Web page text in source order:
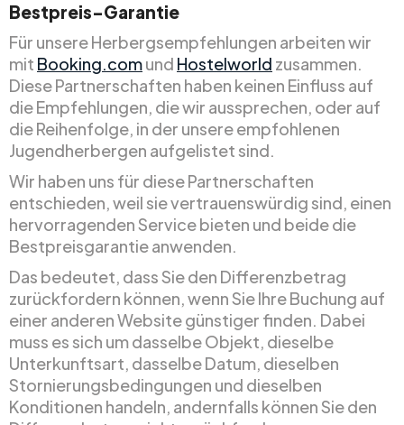
Bestpreis-Garantie
Für unsere Herbergsempfehlungen arbeiten wir
mit Booking.comund Hostelworld zusammen.
Diese Partnerschaften haben keinen Einfluss auf
die Empfehlungen, die wir aussprechen, oder auf
die Reihenfolge, in der unsere empfohlenen
Jugendherbergen aufgelistet sind.
Wir haben uns für diese Partnerschaften
entschieden, weil sie vertrauenswürdig sind, einen
hervorragenden Service bieten und beide die
Bestpreisgarantie anwenden.
Das bedeutet, dass Sie den Differenzbetrag
zurückfordern können, wenn Sie Ihre Buchung auf
einer anderen Website günstiger finden. Dabei
muss es sich um dasselbe Objekt, dieselbe
Unterkunftsart, dasselbe Datum, dieselben
Stornierungsbedingungen und dieselben
Konditionen handeln, andernfalls können Sie den